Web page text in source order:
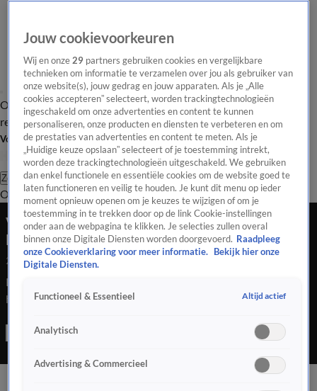
Overzicht Laatste nieuws Regionieuws Het beste van Hart
Tip de
redactie
Volg Hart van Nederland
Zoeken
OverzichtRegioUitzendingenWeerTip de redactiePanelVideo's
Vrouw (42) overleden bij verkeersongeval
Beverwijk
24 mei 2026, 11:07
Een 42-jarige vrouw is in de nacht van zaterdag op zondag om
het leven gekomen bij een ernstig verkeersongeval. Een 21-
Jouw cookievoorkeuren
Wij en onze29 partners gebruiken cookies en vergelijkbare
technieken om informatie te verzamelen over jou als gebruiker van
onze website(s), jouw gedrag en jouw apparaten. Als je „Alle
cookies accepteren” selecteert, worden trackingtechnologieën
ingeschakeld om onze advertenties en content te kunnen
personaliseren, onze producten en diensten te verbeteren en om
de prestaties van advertenties en content te meten. Als je
„Huidige keuze opslaan” selecteert of je toestemming intrekt,
worden deze trackingtechnologieën uitgeschakeld. We gebruiken
dan enkel functionele en essentiële cookies om de website goed te
laten functioneren en veilig te houden. Je kunt dit menu op ieder
moment opnieuw openen om je keuzes te wijzigen of om je
toestemming in te trekken door op de link Cookie-instellingen
onder aan de webpagina te klikken. Je selecties zullen overal
binnen onze Digitale Diensten worden doorgevoerd. Raadpleeg
onze Cookieverklaring voor meer informatie.
Bekijk hier onze
Digitale Diensten.
Functioneel & Essentieel Altijd actief
Analytisch
Advertising & Commercieel